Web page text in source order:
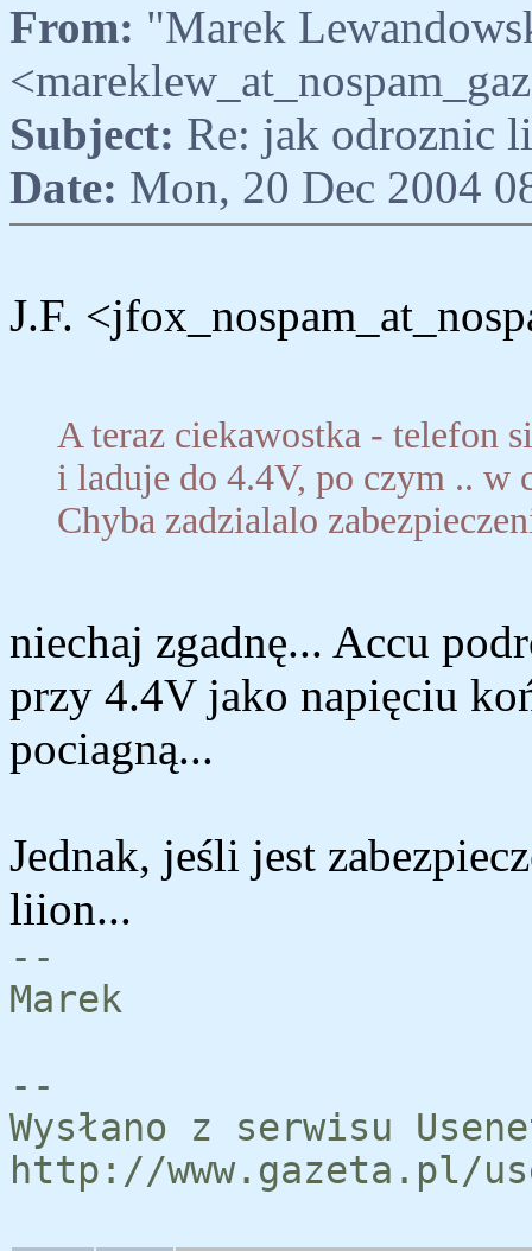
From: "Marek
Subject: Re: jak odroznic
Date: Mon, 20 Dec 2004
J.F.
A teraz ciekawostka - telefon
i laduje do 4.4V, po czym .. w
Chyba zadzialalo
niechaj zgadnę... Accu
przy 4.4V jako napięciu
pociagną...
Jednak, jeśli jest
liion...
--
Marek
--
Wysłano z serwisu
http://www.gazeta.pl/